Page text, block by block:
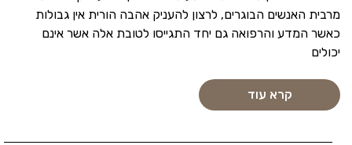
מרבית האנשים הבוגרים, לרצון להעניק אהבה הורית אין גבולות
כאשר המדע והרפואה גם יחד התגייסו לטובת אלה אשר אינם
יכולים
קרא עוד